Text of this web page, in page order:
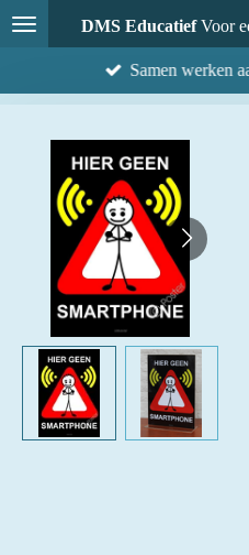
Ga
direct
DMS EducatiefVoor
Samen werken